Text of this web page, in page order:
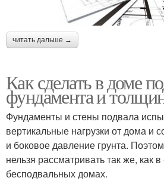
читать дальше →
Как сделать в доме
фундамента и
Фундаменты и стены подвала
вертикальные нагрузки от дома и
и боковое давление грунта.
нельзя рассматривать так же, как
бесподвальных домах.